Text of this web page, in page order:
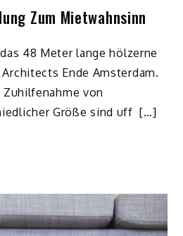
Zum Mietwahnsinn
48 Meter lange hölzerne
Ende Amsterdam.
von
Größe sind uff […]